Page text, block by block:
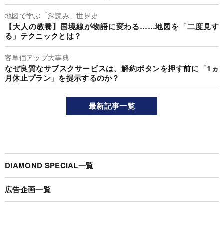
地図で学ぶ「深読み」世界史
【大人の教養】国境線が物語に変わる……地図を「二度見す
る」テクニックとは？
客単価アップ大事典
なぜ良質なサブスクサービスは、解約ボタンを押す前に「1ヵ
月休止プラン」を提示するのか？
最新記事一覧
DIAMOND SPECIAL一覧
広告企画一覧